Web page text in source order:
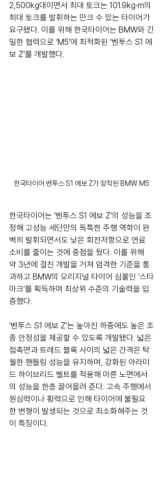
2,500kg대이면서 최대 토크는 101.9kg∙m의
최대 토크를 발휘하는 만크 수 있는 타이어가
요구됐다. 이를 위해 한국타이어는 BMW와 긴
밀한 협력으로 ‘M5’에 최적화된 ‘벤투스 S1 에
보 Z’를 개발했다.
한국타이어 벤투스 S1 에보 Z가 장착된 BMW M5
한국타이어는 ‘벤투스 S1 에보 Z’의 성능을 조
정해 고성능 세단만의 독특한 주행 역학이 완
벽히 발휘되면서도 낮은 회전저항으로 연료
소비를 줄이는 것에 중점을 뒀다. 이를 위해
약 3년에 걸친 개발을 거쳐 엄격한 기준을 통
과하고 BMW의 오리지널 타이어 심볼인 ‘스타
마크’를 획득하며 최상위 수준의 기술력을 입
증했다.
‘벤투스 S1 에보 Z’는 높아진 하중에도 높은 조
종 안정성을 제공할 수 있도록 개발됐다. 넓은
접촉면과 트레드 블록 사이의 넓은 간격은 탁
월한 핸들링 성능을 유지하며, 강화된 아라미
드 하이브리드 벨트를 적용해 마른 노면에서
의 성능을 한층 끌어올려 준다. 고속 주행에서
원심력이나 횡력으로 인해 타이어에 불필요
한 변형이 발생되는 것으로 최소화해주는 것
이 특징이다.